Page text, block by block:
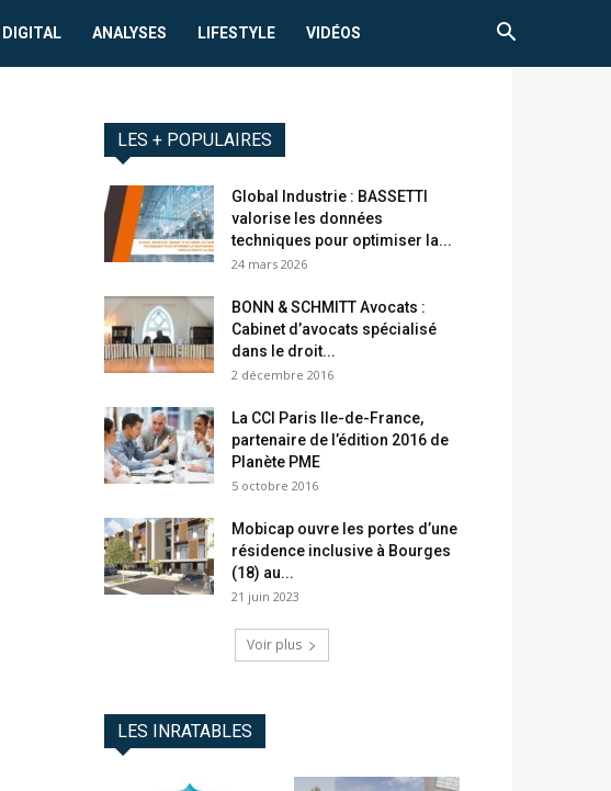
DIGITAL ANALYSES LIFESTYLE VIDÉOS
LES + POPULAIRES
Global Industrie : BASSETTI
valorise les données
techniques pour optimiser la...
24 mars 2026
BONN & SCHMITT Avocats :
Cabinet d’avocats spécialisé
dans le droit...
2 décembre 2016
La CCI Paris Ile-de-France,
partenaire de l’édition 2016 de
Planète PME
5 octobre 2016
Mobicap ouvre les portes d’une
résidence inclusive à Bourges
(18) au...
21 juin 2023
Voir plus
LES INRATABLES